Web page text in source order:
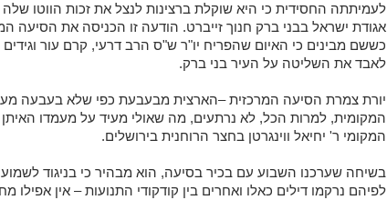
לעמיתתה החסידית כי היא שוקלת ברצינות לנצל את זכות הווטו
אגודת ישראל בבני ברק חנוך זייברט. הודעה זו הכניסה את הסיעה
כששם מבינים כי האיום שהפריח יו"ר ש"ס הרב דרעי, קרם עור וגידים
לאבד את השליטה על העיר בני ברק.
יורת צמרת הסיעה המרכזית –הארצית מבעבעת כפי שלא בעבעה
המקומית, למרות הכל, לא נרתעים, מה שאולי מעיד על מעמדו
המקומי ר' יחיאל ווינגרטן בחצר הרוחנית בירושלים.
בשיחה שערכנו השבוע עם בכיר בסיעה, הוא מבהיר כי בניגוד
לפיהם נרקמו דילים כאלו ואחרים בין קודקודי התנועות – אין אפילו